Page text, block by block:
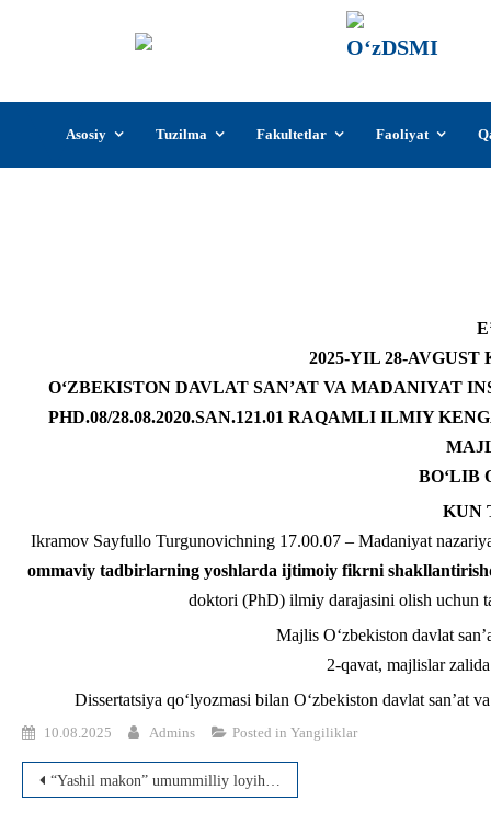
content
Asosiy Tuzilma Fakultetlar Faoliyat
2025-YIL 28-AVGUST
O‘ZBEKISTON DAVLAT SAN’AT VA MADANIYAT
PHD.08/28.08.2020.SAN.121.01 RAQAMLI ILMIY
BO‘LIB
KUN
Ikramov Sayfullo Turgunovichning 17.00.07 – Madaniyat
ommaviy tadbirlarning yoshlarda ijtimoiy fikrni
doktori (PhD) ilmiy darajasini olish uchun
Majlis O‘zbekiston davlat
2-qavat, majlislar
Dissertatsiya qo‘lyozmasi bilan O‘zbekiston davlat san’at
10.08.2025 Admins Posted in Yangiliklar
Post
“Yashil makon” umummilliy loyihasi doirasida oliy ta’lim muassasalarida “Ziyolilar bog‘”lari tashkil etildi